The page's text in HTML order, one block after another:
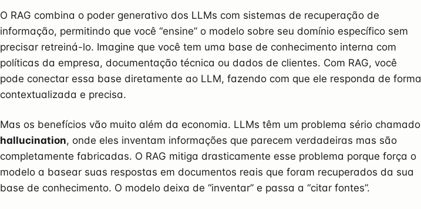
O RAG combina o poder generativo dos LLMs com sistemas de recuperação de
informação, permitindo que você “ensine” o modelo sobre seu domínio específico sem
precisar retreiná-lo. Imagine que você tem uma base de conhecimento interna com
políticas da empresa, documentação técnica ou dados de clientes. Com RAG, você
pode conectar essa base diretamente ao LLM, fazendo com que ele responda de forma
contextualizada e precisa.
Mas os benefícios vão muito além da economia. LLMs têm um problema sério chamado
hallucination, onde eles inventam informações que parecem verdadeiras mas são
completamente fabricadas. O RAG mitiga drasticamente esse problema porque força o
modelo a basear suas respostas em documentos reais que foram recuperados da sua
base de conhecimento. O modelo deixa de “inventar” e passa a “citar fontes”.